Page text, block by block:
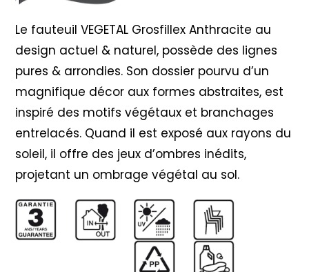
Le fauteuil VEGETAL Grosfillex Anthracite au
design actuel & naturel, possède des lignes
pures & arrondies. Son dossier pourvu d’un
magnifique décor aux formes abstraites, est
inspiré des motifs végétaux et branchages
entrelacés. Quand il est exposé aux rayons du
soleil, il offre des jeux d’ombres inédits,
projetant un ombrage végétal au sol.